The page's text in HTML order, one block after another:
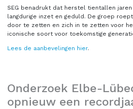
SEG benadrukt dat herstel tientallen jaren
langdurige inzet en geduld. De groep
door te zetten en zich in te zetten voor
iconische soort voor toekomstige
Lees de aanbevelingen hier.
Onderzoek Elbe-
opnieuw een